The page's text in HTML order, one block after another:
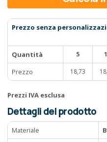
Prezzo senza
Quantità
5
Prezzo 18,73
Prezzi IVA esclusa
Dettagli del prodotto
Materiale